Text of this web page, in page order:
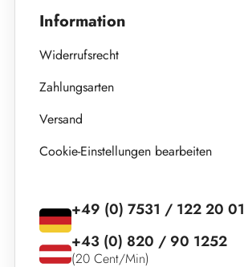
Information
Widerrufsrecht
Zahlungsarten
Versand
Cookie-Einstellungen bearbeiten
+49 (0) 7531 / 122 20 01
+43 (0) 820 / 90 1252
(20 Cent/Min)